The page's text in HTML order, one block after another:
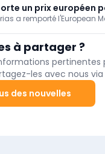
depuis Nootdorp sous
; son fondateur, Huib
ne remarqueront
un prix européen
à l'IA générative
a remporté l'European
lors du salon
à partager ?
pertinentes
les avec nous
des nouvelles